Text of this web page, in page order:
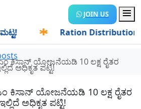
JOIN US
Ration Distribution-
ಕಿಸಾನ್ ಯೋಜನೆಯಡಿ 10 ಲಕ್ಷ ರೈತರ
ಅಧಿಕೃತ ಪಟ್ಟಿ!
ಕಿಸಾನ್ ಯೋಜನೆಯಡಿ 10 ಲಕ್ಷ ರೈತರ
ಅಧಿಕೃತ ಪಟ್ಟಿ!